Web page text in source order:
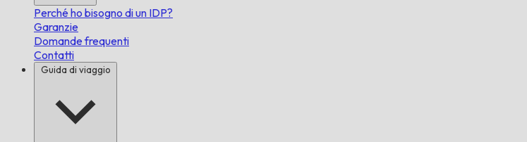
Perché ho bisogno di un IDP?
Garanzie
Domande frequenti
Contatti
Guida di viaggio